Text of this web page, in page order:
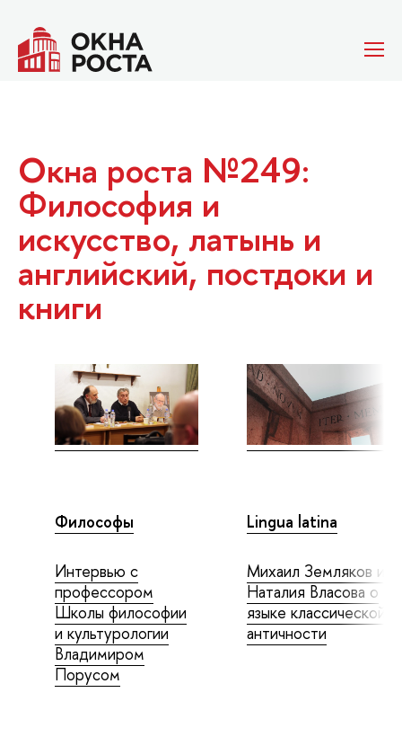
Окна роста №249:
Философия и
искусство, латынь и
английский, постдоки и
книги
Философы
Интервью с
профессором
Школы философии
и культурологии
Владимиром
Порусом
Lingua latina
Михаил Земляков и
Наталия Власова о
языке классической
античности